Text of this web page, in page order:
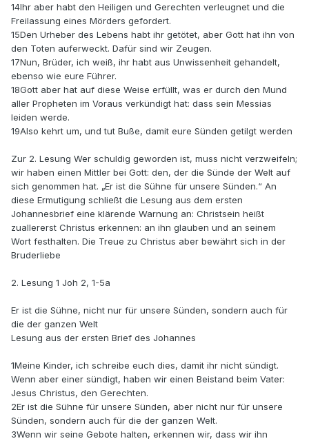
14Ihr aber habt den Heiligen und Gerechten verleugnet und die
Freilassung eines Mörders gefordert.
15Den Urheber des Lebens habt ihr getötet, aber Gott hat ihn von
den Toten auferweckt. Dafür sind wir Zeugen.
17Nun, Brüder, ich weiß, ihr habt aus Unwissenheit gehandelt,
ebenso wie eure Führer.
18Gott aber hat auf diese Weise erfüllt, was er durch den Mund
aller Propheten im Voraus verkündigt hat: dass sein Messias
leiden werde.
19Also kehrt um, und tut Buße, damit eure Sünden getilgt werden
Zur 2. Lesung Wer schuldig geworden ist, muss nicht verzweifeln;
wir haben einen Mittler bei Gott: den, der die Sünde der Welt auf
sich genommen hat. „Er ist die Sühne für unsere Sünden.“ An
diese Ermutigung schließt die Lesung aus dem ersten
Johannesbrief eine klärende Warnung an: Christsein heißt
zuallererst Christus erkennen: an ihn glauben und an seinem
Wort festhalten. Die Treue zu Christus aber bewährt sich in der
Bruderliebe
2. Lesung 1 Joh 2, 1-5a
Er ist die Sühne, nicht nur für unsere Sünden, sondern auch für
die der ganzen Welt
Lesung aus der ersten Brief des Johannes
1Meine Kinder, ich schreibe euch dies, damit ihr nicht sündigt.
Wenn aber einer sündigt, haben wir einen Beistand beim Vater:
Jesus Christus, den Gerechten.
2Er ist die Sühne für unsere Sünden, aber nicht nur für unsere
Sünden, sondern auch für die der ganzen Welt.
3Wenn wir seine Gebote halten, erkennen wir, dass wir ihn